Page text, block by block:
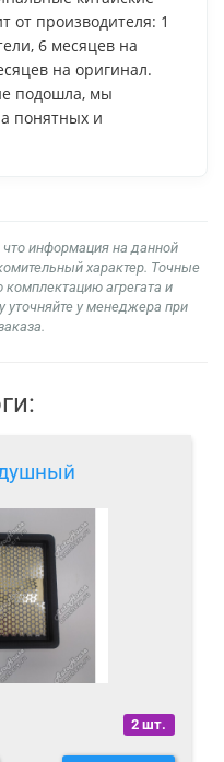
от производителя: 1
6 месяцев на
на оригинал.
подошла, мы
понятных и
информация на данной
характер. Точные
агрегата и
у менеджера при
2 шт.